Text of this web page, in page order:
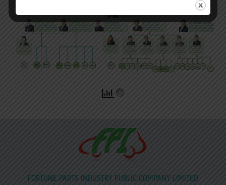
FORTUNE PARTS INDUSTRY PUBLIC COMPANY LIMITED